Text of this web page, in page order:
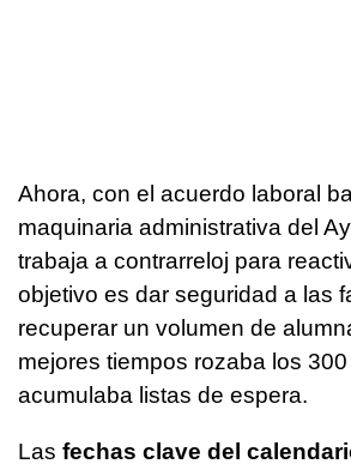
Ahora, con el acuerdo laboral
maquinaria administrativa del
trabaja a contrarreloj para
objetivo es dar seguridad a las
recuperar un volumen de
mejores tiempos rozaba los
acumulaba listas de espera.
Las fechas clave del